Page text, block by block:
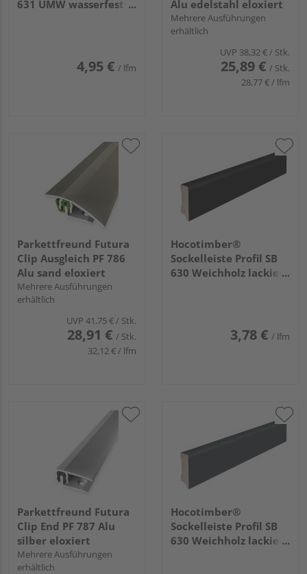
631 UMW wasserfest
4,95 € / lfm
Alu edelstahl eloxiert
Mehrere Ausführungen
erhältlich
UVP 38,32 €/ Stk.
25,89 € / Stk.
28,77 € / lfm
Parkettfreund Futura
Clip Ausgleich PF 786
Alu sand eloxiert
Mehrere Ausführungen
erhältlich
UVP 41,75 €/ Stk.
28,91 € / Stk.
32,12 € / lfm
Hocotimber®
Sockelleiste Profil SB
630 Weichholz lackiert
3,78 € / lfm
Parkettfreund Futura
Clip End PF 787 Alu
silber eloxiert
Mehrere Ausführungen
erhältlich
Hocotimber®
Sockelleiste Profil SB
630 Weichholz lackiert